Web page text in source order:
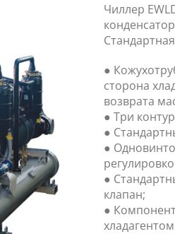
Чиллер
●
сторона
возврата
● Три
●
●
●
клапан;
●